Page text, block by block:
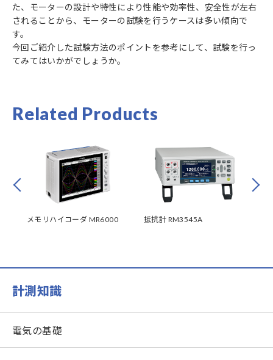
た、モーターの設計や特性により性能や効率性、安全性が左右
されることから、モーターの試験を行うケースは多い傾向で
す。
今回ご紹介した試験方法のポイントを参考にして、試験を行っ
てみてはいかがでしょうか。
Related Products
メモリハイコーダ MR6000 抵抗計 RM3545A
Next
Prev
計測知識
電気の基礎